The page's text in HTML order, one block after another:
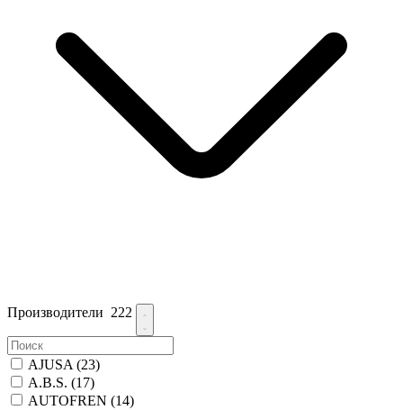
Производители 222
AJUSA (23)
A.B.S. (17)
AUTOFREN (14)